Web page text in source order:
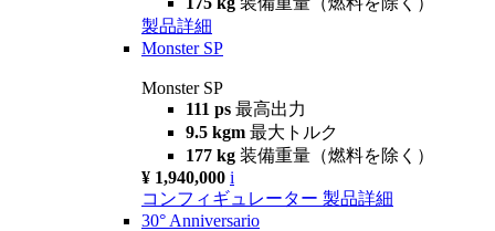
製品詳細
Monster SP
Monster SP
111 ps 最高出力
9.5 kgm 最大トルク
177 kg 装備重量（燃料を除く）
¥ 1,940,000 i
コンフィギュレーター 製品詳細
30° Anniversario